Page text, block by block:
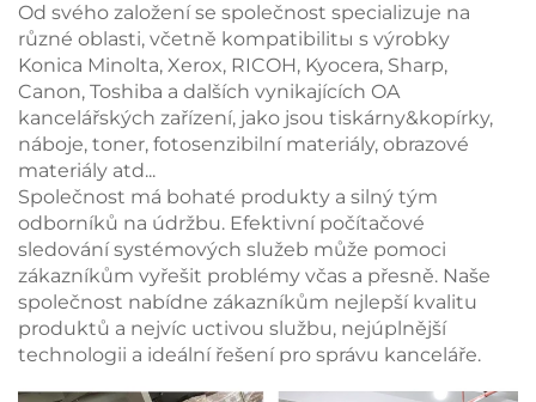
Od svého založení se společnost specializuje na
různé oblasti, včetně kompatibilitы s výrobky
Konica Minolta, Xerox, RICOH, Kyocera, Sharp,
Canon, Toshiba a dalších vynikajících OA
kancelářských zařízení, jako jsou tiskárny&kopírky,
náboje, toner, fotosenzibilní materiály, obrazové
materiály atd...
Společnost má bohaté produkty a silný tým
odborníků na údržbu. Efektivní počítačové
sledování systémových služeb může pomoci
zákazníkům vyřešit problémy včas a přesně. Naše
společnost nabídne zákazníkům nejlepší kvalitu
produktů a nejvíc uctivou službu, nejúplnější
technologii a ideální řešení pro správu kanceláře.